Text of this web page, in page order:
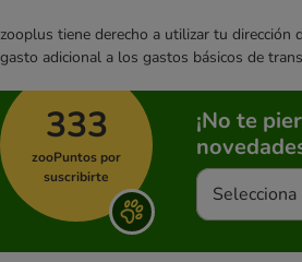
zooplus tiene derecho a utilizar tu
gasto adicional a los gastos básicos de
333
zooPuntos por
suscribirte
¡No te